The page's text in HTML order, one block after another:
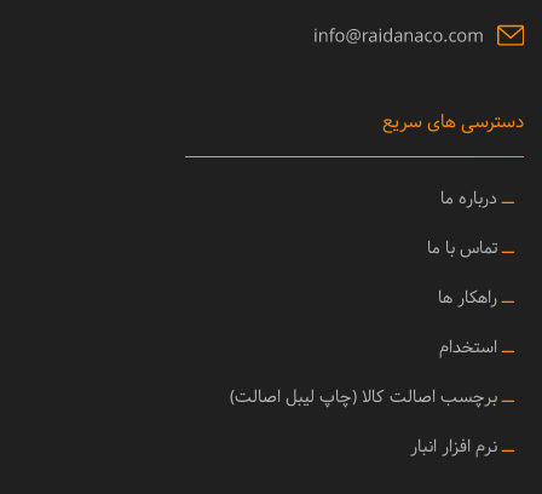
دسترسی های سریع
ــ درباره ما
ــتماس با ما
ــراهکار ها
ــ استخدام
ــبرچسب اصالت کالا (چاپ لیبل اصالت)
ــنرم افزار انبار